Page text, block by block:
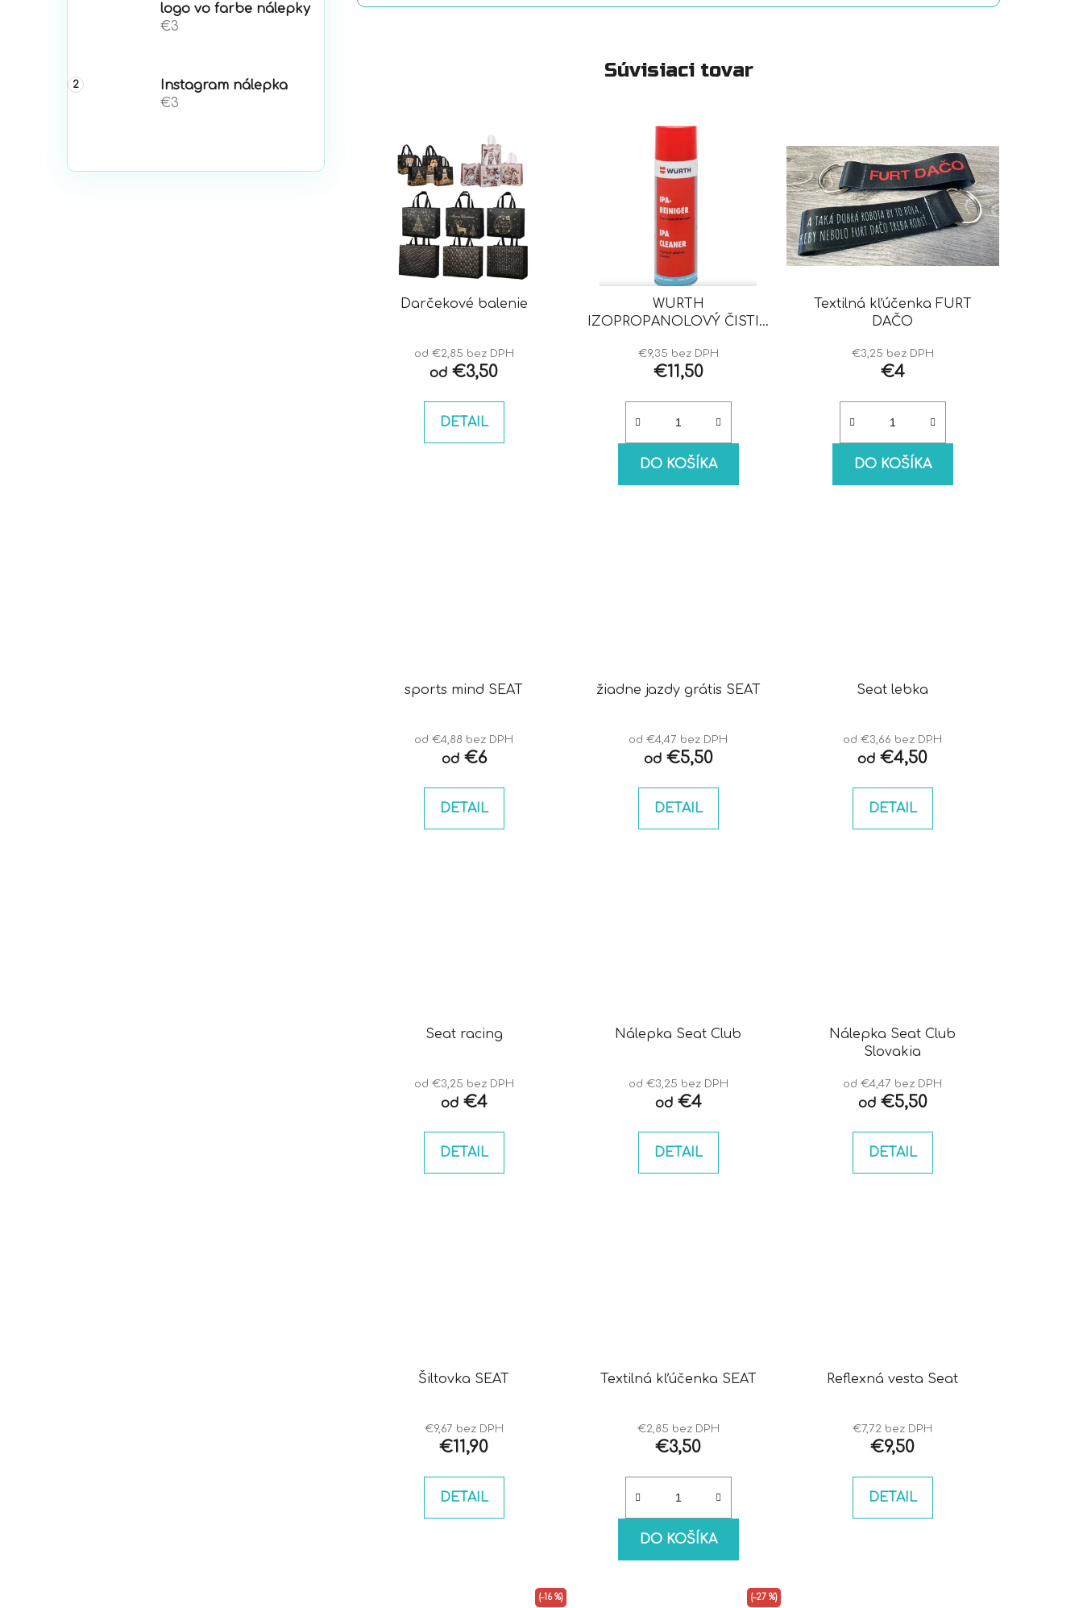
logo vo farbe nálepky
€3
Instagram nálepka
€3
Súvisiaci tovar
Darčekové balenie
od €2,85 bez DPH
od €3,50
DETAIL
WURTH
IZOPROPANOLOVÝ ČISTIČ
€9,35 bez DPH
€11,50
DO KOŠÍKA
Textilná kľúčenka FURT
DAČO
€3,25 bez DPH
€4
DO KOŠÍKA
sports mind SEAT
od €4,88 bez DPH
od€6
DETAIL
žiadne jazdy grátis SEAT
od €4,47 bez DPH
od€5,50
DETAIL
Seat lebka
od €3,66 bez DPH
od €4,50
DETAIL
Seat racing
od €3,25 bez DPH
od€4
DETAIL
Nálepka Seat Club
od €3,25 bez DPH
od€4
DETAIL
Nálepka Seat Club
Slovakia
od €4,47 bez DPH
od€5,50
DETAIL
Šiltovka SEAT
€9,67 bez DPH
€11,90
DETAIL
Textilná kľúčenka SEAT
€2,85 bez DPH
€3,50
DO KOŠÍKA
Reflexná vesta Seat
€7,72 bez DPH
€9,50
DETAIL
(–16 %) (–27 %)